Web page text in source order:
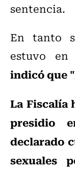
sentencia.
En tanto
estuvo
indicó que
La Fiscalía
presidio
declarado
sexuales